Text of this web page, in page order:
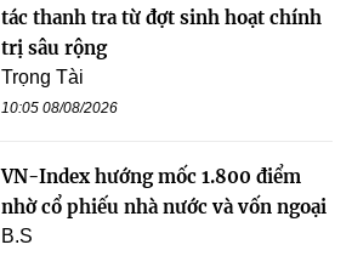
tác thanh tra từ đợt sinh hoạt chính
trị sâu rộng
Trọng Tài
10:05 08/08/2026
VN-Index hướng mốc 1.800 điểm
nhờ cổ phiếu nhà nước và vốn ngoại
B.S